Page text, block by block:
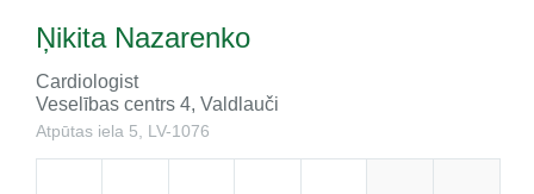
Ņikita Nazarenko
Cardiologist
Veselības centrs 4, Valdlauči
Atpūtas iela 5, LV-1076